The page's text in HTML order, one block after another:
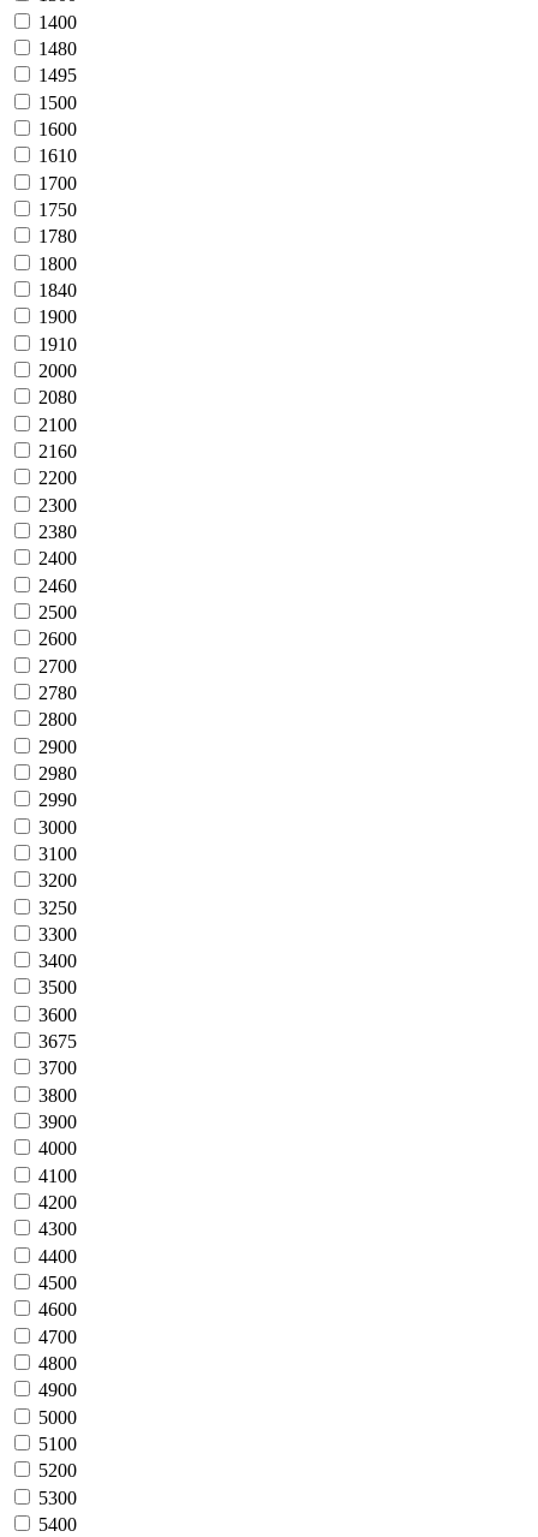
1400
1480
1495
1500
1600
1610
1700
1750
1780
1800
1840
1900
1910
2000
2080
2100
2160
2200
2300
2380
2400
2460
2500
2600
2700
2780
2800
2900
2980
2990
3000
3100
3200
3250
3300
3400
3500
3600
3675
3700
3800
3900
4000
4100
4200
4300
4400
4500
4600
4700
4800
4900
5000
5100
5200
5300
5400